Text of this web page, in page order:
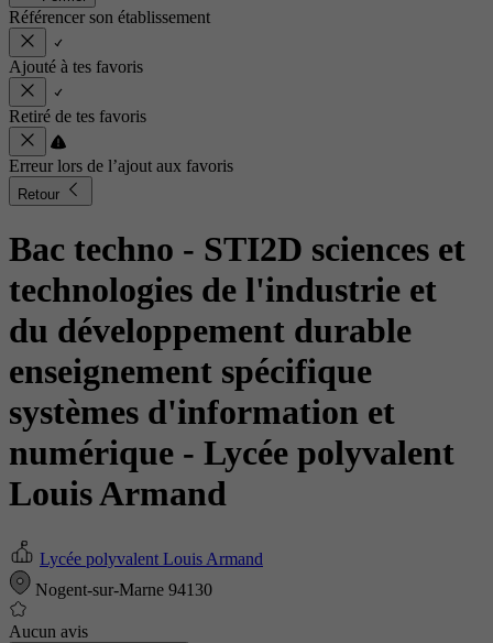
Référencer son établissement
Ajouté à tes favoris
Retiré de tes favoris
Erreur lors de l’ajout aux favoris
Retour
Bac techno - STI2D sciences et
technologies de l'industrie et
du développement durable
enseignement spécifique
systèmes d'information et
numérique - Lycée polyvalent
Louis Armand
Lycée polyvalent Louis Armand
Nogent-sur-Marne 94130
Aucun avis